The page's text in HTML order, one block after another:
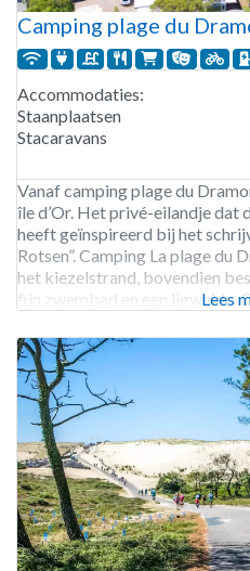
Camping plage du
Accommodaties:
Staanplaatsen
Stacaravans
Vanaf camping plage du
île d’Or. Het privé-eilandje dat
heeft geïnspireerd bij het
Rotsen”. Camping La plage du
het kiezelstrand, bovendien
fijn zwembad en een ligweide.
Lees